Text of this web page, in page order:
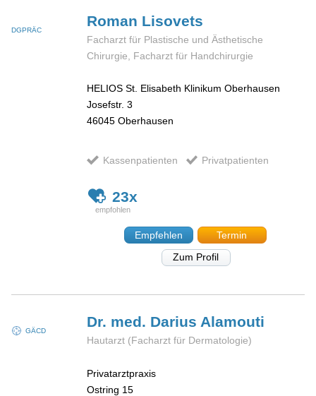
DGPRÄC
Roman Lisovets
Facharzt für Plastische und Ästhetische
Chirurgie, Facharzt für Handchirurgie
HELIOS St. Elisabeth Klinikum Oberhausen
Josefstr. 3
46045 Oberhausen
Kassenpatienten Privatpatienten
23x
Empfehlen
Termin
Zum Profil
GÄCD
Dr. med. Darius Alamouti
Hautarzt (Facharzt für Dermatologie)
Privatarztpraxis
Ostring 15